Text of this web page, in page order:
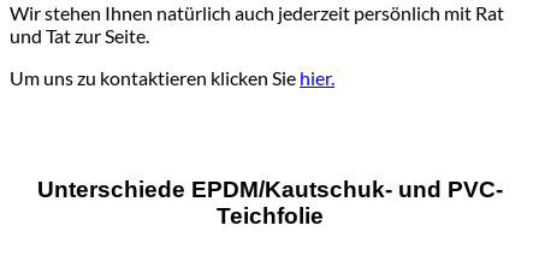
Wir stehen Ihnen natürlich auch jederzeit persönlich mit Rat
und Tat zur Seite.
Um uns zu kontaktieren klicken Sie hier.
Unterschiede EPDM/Kautschuk- und PVC-
Teichfolie